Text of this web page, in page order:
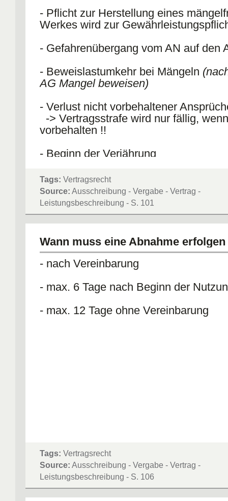
- Pflicht zur Herstellung eines
Werkes wird zur
- Gefahrenübergang vom AN auf den
- Beweislastumkehr bei Mängeln
AG Mangel beweisen)
- Verlust nicht vorbehaltener
-> Vertragsstrafe wird nur fällig, wenn
vorbehalten !!
- Beginn der Verjährung
Tags: Vertragsrecht
Source: Ausschreibung - Vergabe - Vertrag -
Leistungsbeschreibung - S. 101
Wann muss eine Abnahme erfolgen
- nach Vereinbarung
- max. 6 Tage nach Beginn der
- max. 12 Tage ohne Vereinbarung
Tags: Vertragsrecht
Source: Ausschreibung - Vergabe - Vertrag -
Leistungsbeschreibung - S. 106